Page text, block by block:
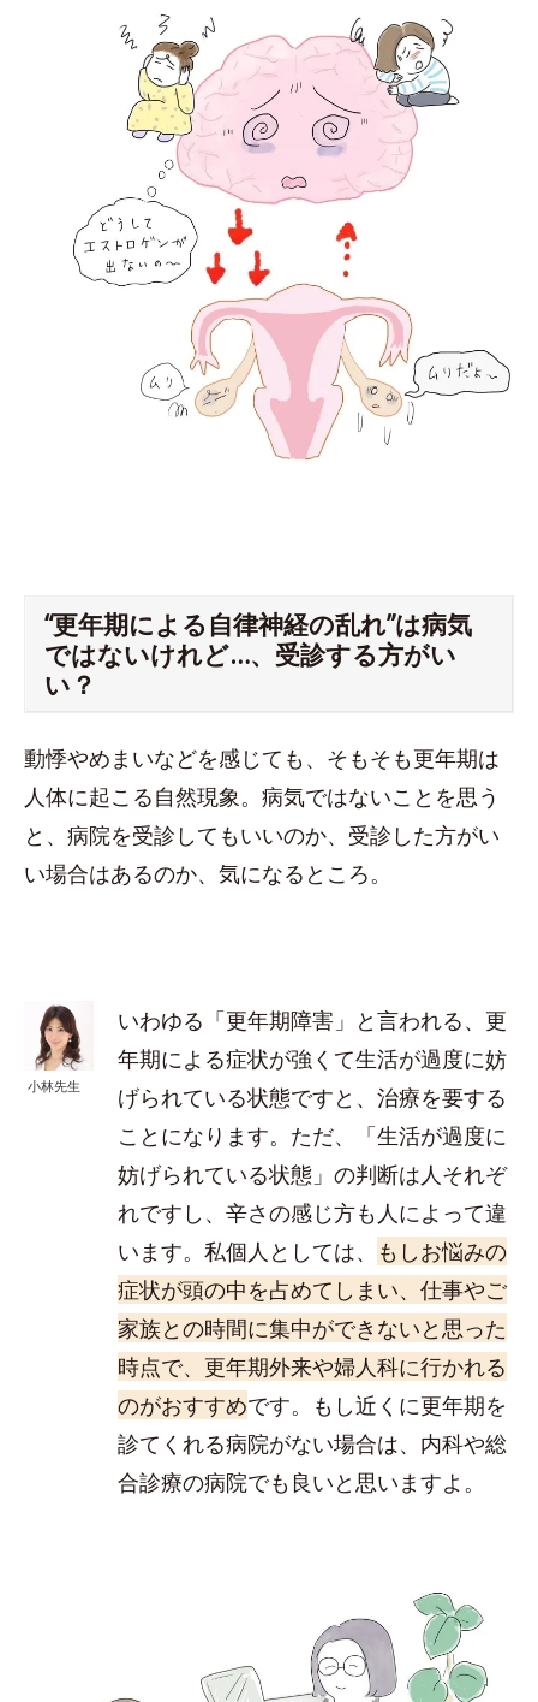
“更年期による自律神経の乱れ”は病気
ではないけれど…、受診する方がい
い？
動悸やめまいなどを感じても、そもそも更年期は
人体に起こる自然現象。病気ではないことを思う
と、病院を受診してもいいのか、受診した方がい
い場合はあるのか、気になるところ。
小林先生
いわゆる「更年期障害」と言われる、更
年期による症状が強くて生活が過度に妨
げられている状態ですと、治療を要する
ことになります。ただ、「生活が過度に
妨げられている状態」の判断は人それぞ
れですし、辛さの感じ方も人によって違
います。私個人としては、
もしお悩みの
症状が頭の中を占めてしまい、仕事やご
家族との時間に集中ができないと思った
時点で、更年期外来や婦人科に行かれる
のがおすすめです。もし近くに更年期を
診てくれる病院がない場合は、内科や総
合診療の病院でも良いと思いますよ。